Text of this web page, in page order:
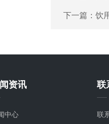
下一篇： 饮
资讯
中心
联
联